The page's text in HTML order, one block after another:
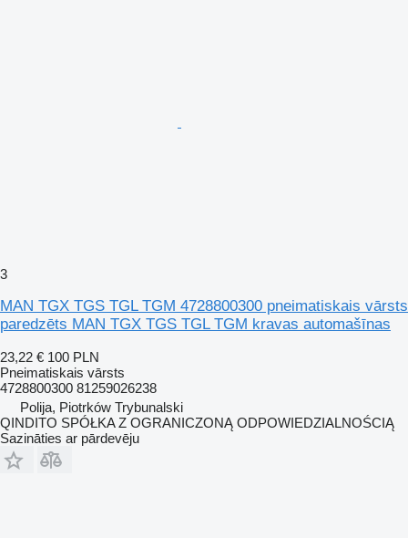
3
MAN TGX TGS TGL TGM 4728800300 pneimatiskais vārsts
paredzēts MAN TGX TGS TGL TGM kravas automašīnas
23,22 € 100 PLN
Pneimatiskais vārsts
4728800300 81259026238
Polija, Piotrków Trybunalski
QINDITO SPÓŁKA Z OGRANICZONĄ ODPOWIEDZIALNOŚCIĄ
Sazināties ar pārdevēju